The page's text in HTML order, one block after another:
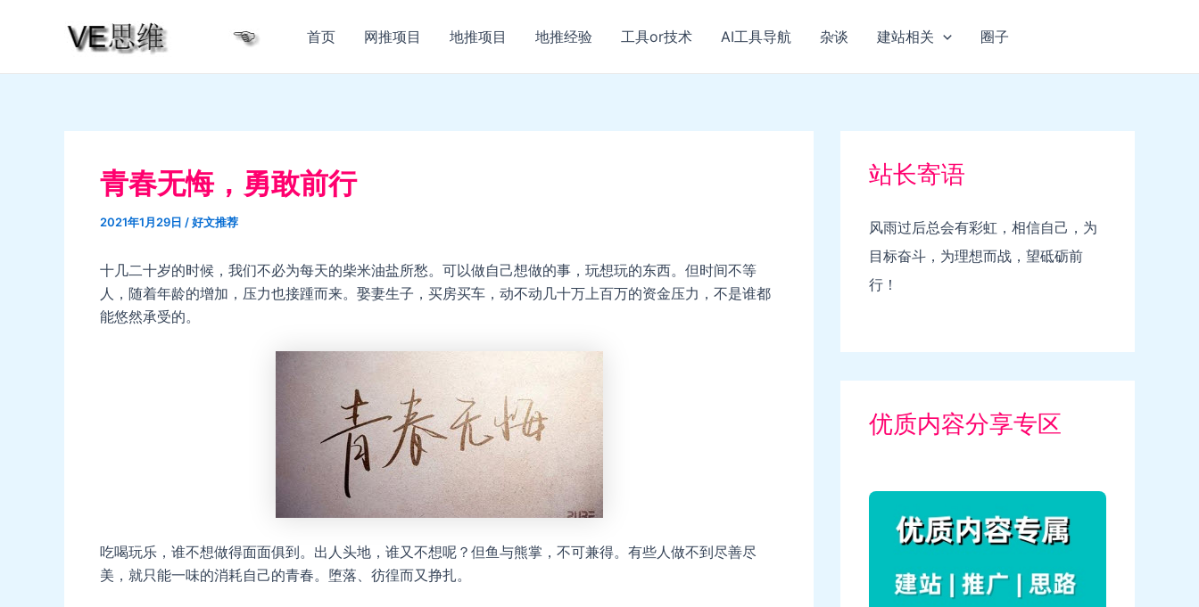
首页 网推项目 地推项目 地推经验 工具or技术 AI工具导航 杂谈 建站相关 圈子
青春无悔，勇敢前行
2021年1月29日 /好文推荐
十几二十岁的时候，我们不必为每天的柴米油盐所愁。可以做自己想做的事，玩想玩的东西。但时间不等
人，随着年龄的增加，压力也接踵而来。娶妻生子，买房买车，动不动几十万上百万的资金压力，不是谁都
能悠然承受的。
吃喝玩乐，谁不想做得面面俱到。出人头地，谁又不想呢？但鱼与熊掌，不可兼得。有些人做不到尽善尽
美，就只能一味的消耗自己的青春。堕落、彷徨而又挣扎。
站长寄语
风雨过后总会有彩虹，相信自己，为
目标奋斗，为理想而战，望砥砺前
行！
优质内容分享专区